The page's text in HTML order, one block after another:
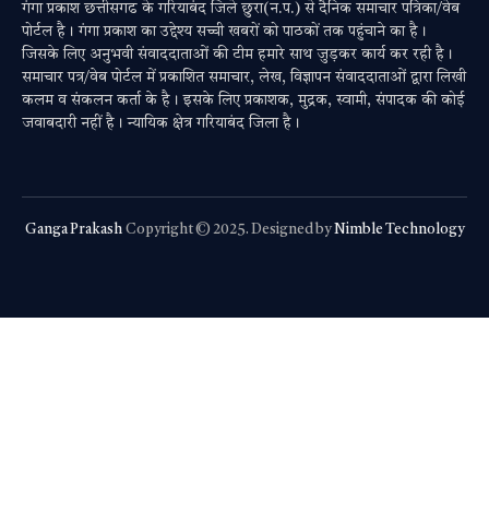
गंगा प्रकाश छत्तीसगढ के गरियाबंद जिले छुरा(न.प.) से दैनिक समाचार पत्रिका/वेब
पोर्टल है। गंगा प्रकाश का उद्देश्य सच्ची खबरों को पाठकों तक पहुंचाने का है।
जिसके लिए अनुभवी संवाददाताओं की टीम हमारे साथ जुड़कर कार्य कर रही है।
समाचार पत्र/वेब पोर्टल में प्रकाशित समाचार, लेख, विज्ञापन संवाददाताओं द्वारा लिखी
कलम व संकलन कर्ता के है। इसके लिए प्रकाशक, मुद्रक, स्वामी, संपादक की कोई
जवाबदारी नहीं है। न्यायिक क्षेत्र गरियाबंद जिला है।
Ganga Prakash Copyright © 2025. Designed byNimble Technology